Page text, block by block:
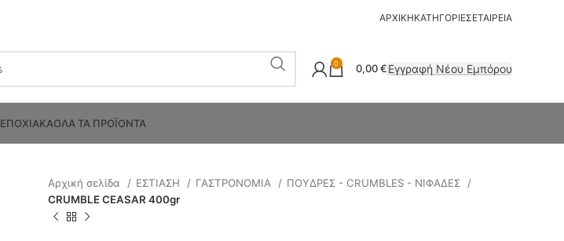
ΑΡΧΙΚΗΚΑΤΗΓΟΡΙΕΣΕΤΑΙΡΕΙΑ
0 0,00€Εγγραφή Νέου Εμπόρου
ΕΠΟΧΙΑΚΑΟΛΑ ΤΑ ΠΡΟΪΟΝΤΑ
Αρχική σελίδα ΕΣΤΙΑΣΗ ΓΑΣΤΡΟΝΟΜΙΑ
ΠΟΥΔΡΕΣ - CRUMBLES - ΝΙΦΑΔΕΣ
CRUMBLE CEASAR 400gr